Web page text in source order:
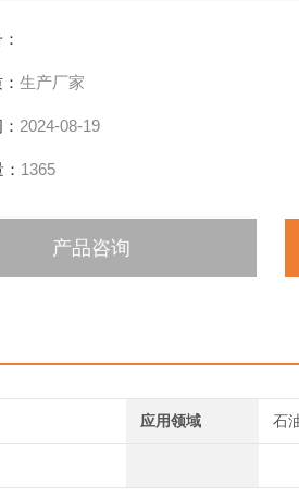
生产厂家
2024-08-19
1365
产品咨询
应用领域 石